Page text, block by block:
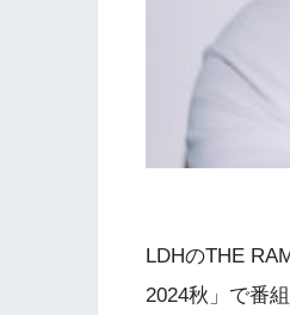
LDHのTHE
2024秋」で番